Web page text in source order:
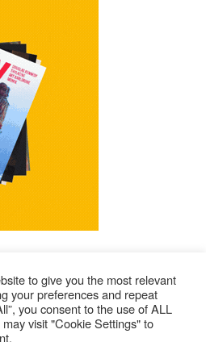
Contacts
Où Trouver Poly ?
À Poly
to give you the most relevant
your preferences and repeat
you consent to the use of ALL
visit "Cookie Settings" to